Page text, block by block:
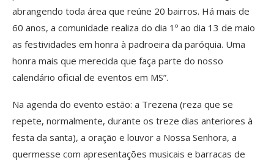
abrangendo toda área que reúne 20 bairros. Há mais de
60 anos, a comunidade realiza do dia 1º ao dia 13 de maio
as festividades em honra à padroeira da paróquia. Uma
honra mais que merecida que faça parte do nosso
calendário oficial de eventos em MS”.
Na agenda do evento estão: a Trezena (reza que se
repete, normalmente, durante os treze dias anteriores à
festa da santa), a oração e louvor a Nossa Senhora, a
quermesse com apresentações musicais e barracas de